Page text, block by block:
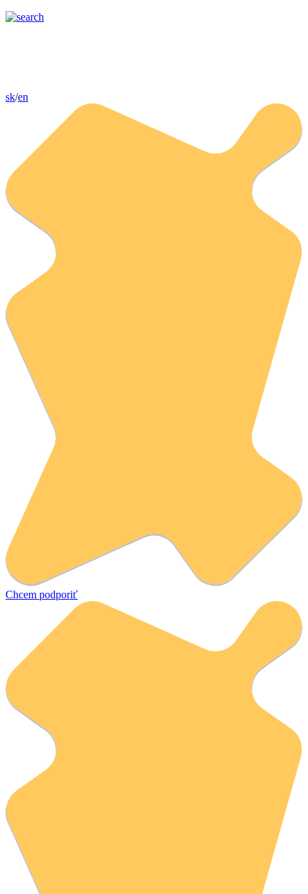
sk/en
Chcem podporiť